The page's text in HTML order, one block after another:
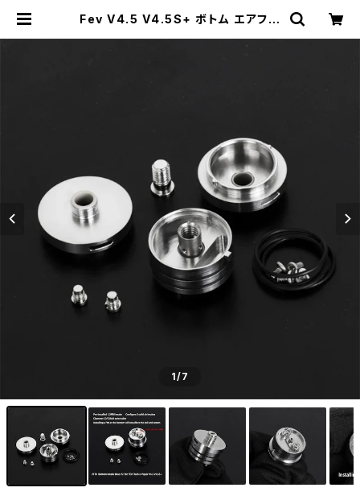
Fev V4.5 V4.5S+ ボトム エアフロ
ash e-Vapor】【Bottom Intake
備 破損】【FLASH E VAPOR VS V
タバコ シーシャ 水パイプ Shisha
1/7